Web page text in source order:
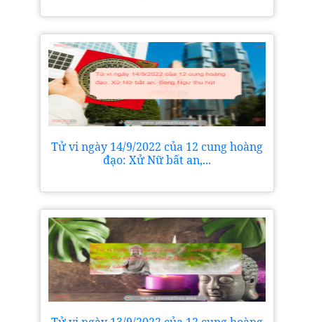
Tử vi ngày 14/9/2022 của 12 cung hoàng
đạo: Xử Nữ bất an,...